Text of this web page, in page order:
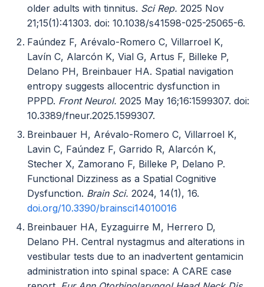
Actualidad
Contacto
older adults with tinnitus. Sci Rep. 2025 Nov
21;15(1):41303. doi: 10.1038/s41598-025-25065-6.
Faúndez F, Arévalo-Romero C, Villarroel K,
Lavín C, Alarcón K, Vial G, Artus F, Billeke P,
Delano PH, Breinbauer HA. Spatial navigation
entropy suggests allocentric dysfunction in
PPPD. Front Neurol. 2025 May 16;16:1599307. doi:
10.3389/fneur.2025.1599307.
Breinbauer H, Arévalo-Romero C, Villarroel K,
Lavin C, Faúndez F, Garrido R, Alarcón K,
Stecher X, Zamorano F, Billeke P, Delano P.
Functional Dizziness as a Spatial Cognitive
Dysfunction. Brain Sci. 2024, 14(1), 16.
doi.org/10.3390/brainsci14010016
Breinbauer HA, Eyzaguirre M, Herrero D,
Delano PH. Central nystagmus and alterations in
vestibular tests due to an inadvertent gentamicin
administration into spinal space: A CARE case